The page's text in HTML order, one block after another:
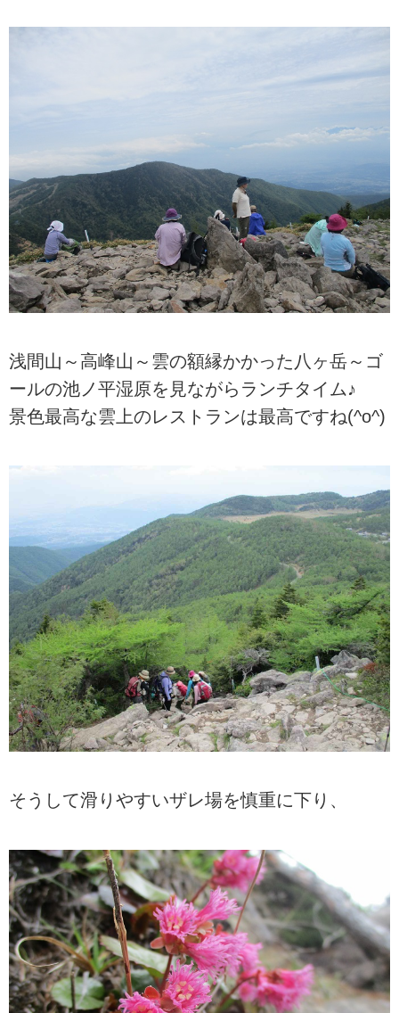
浅間山～高峰山～雲の額縁かかった八ヶ岳～ゴ
ールの池ノ平湿原を見ながらランチタイム♪
景色最高な雲上のレストランは最高ですね(^o^)
そうして滑りやすいザレ場を慎重に下り、